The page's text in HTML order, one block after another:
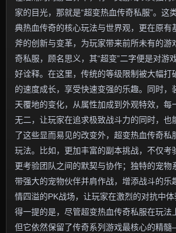
家的目光，那就是“超变热血传奇私服”。这
典热血传奇的核心玩法与世界观，更在原有
斧的创新与变革，为玩家带来前所未有的游
奇私服，顾名思义，其“超变”二字便是对游
好诠释。在这里，传统的等级限制被大幅打
的速度成长，享受快速变强的乐趣。同时，
天覆地的变化，从属性加成到外观特效，每
无二，让玩家在追求极致战斗力的同时，也
了这些显而易见的改变外，超变热血传奇私
玩法。比如，更加丰富的副本挑战，不仅考
更考验团队之间的默契与协作；独特的宠物
带强大的宠物伙伴并肩作战，增添战斗的乐
情四溢的PK战场，让玩家在激烈的对抗中
得一提的是，尽管超变热血传奇私服在玩法
但它依然保留了传奇系列游戏最核心的精